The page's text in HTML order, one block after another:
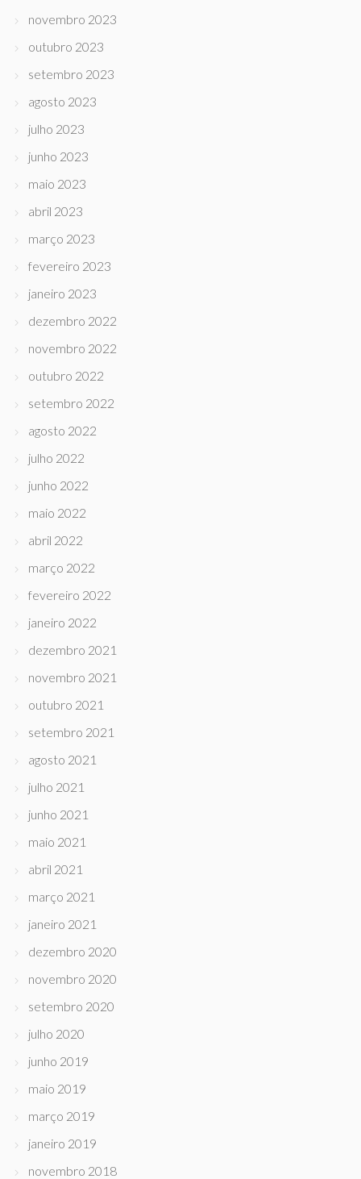
novembro 2023
outubro 2023
setembro 2023
agosto 2023
julho 2023
junho 2023
maio 2023
abril 2023
março 2023
fevereiro 2023
janeiro 2023
dezembro 2022
novembro 2022
outubro 2022
setembro 2022
agosto 2022
julho 2022
junho 2022
maio 2022
abril 2022
março 2022
fevereiro 2022
janeiro 2022
dezembro 2021
novembro 2021
outubro 2021
setembro 2021
agosto 2021
julho 2021
junho 2021
maio 2021
abril 2021
março 2021
janeiro 2021
dezembro 2020
novembro 2020
setembro 2020
julho 2020
junho 2019
maio 2019
março 2019
janeiro 2019
novembro 2018